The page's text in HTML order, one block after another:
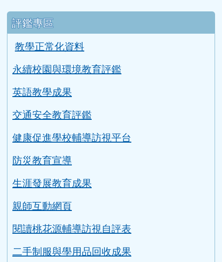
評鑑專區
教學正常化資料
永續校園與環境教育評鑑
英語教學成果
交通安全教育評鑑
健康促進學校輔導訪視平台
防災教育宣導
生涯發展教育成果
親師互動網頁
閱讀桃花源輔導訪視自評表